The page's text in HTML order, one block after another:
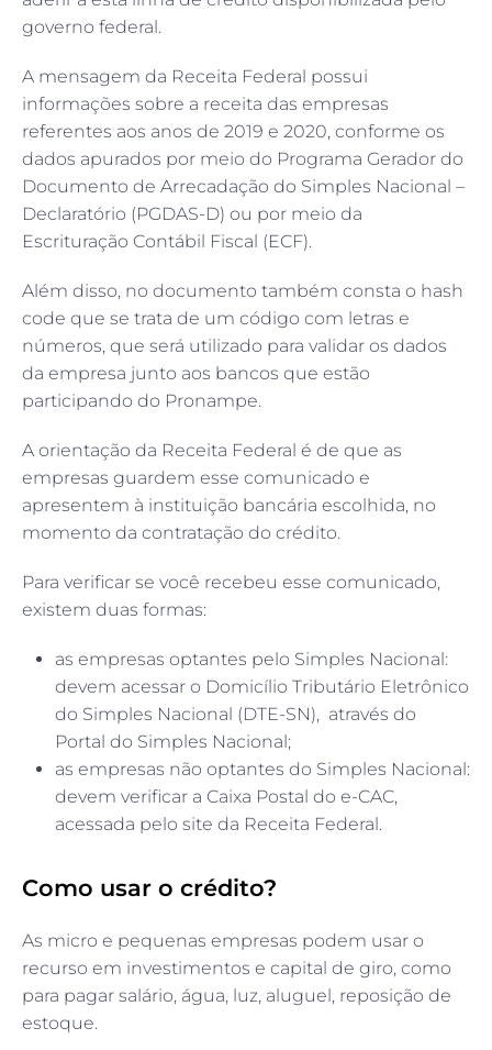
governo federal.
A mensagem da Receita Federal possui
informações sobre a receita das empresas
referentes aos anos de 2019 e 2020, conforme os
dados apurados por meio do Programa Gerador do
Documento de Arrecadação do Simples Nacional –
Declaratório (PGDAS-D) ou por meio da
Escrituração Contábil Fiscal (ECF).
Além disso, no documento também consta o hash
code que se trata de um código com letras e
números, que será utilizado para validar os dados
da empresa junto aos bancos que estão
participando do Pronampe.
A orientação da Receita Federal é de que as
empresas guardem esse comunicado e
apresentem à instituição bancária escolhida, no
momento da contratação do crédito.
Para verificar se você recebeu esse comunicado,
existem duas formas:
as empresas optantes pelo Simples Nacional:
devem acessar o Domicílio Tributário Eletrônico
do Simples Nacional (DTE-SN), através do
Portal do Simples Nacional;
as empresas não optantes do Simples Nacional:
devem verificar a Caixa Postal do e-CAC,
acessada pelo site da Receita Federal.
Como usar o crédito?
As micro e pequenas empresas podem usar o
recurso em investimentos e capital de giro, como
para pagar salário, água, luz, aluguel, reposição de
estoque.